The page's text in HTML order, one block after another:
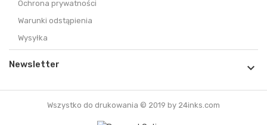
Ochrona prywatności
Warunki odstąpienia
Wysyłka
Newsletter 
Wszystko do drukowania © 2019 by 24inks.com